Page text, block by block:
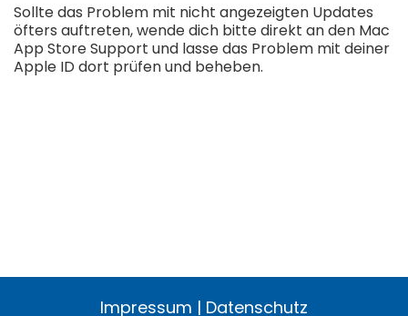
Sollte das Problem mit nicht angezeigten Updates
öfters auftreten, wende dich bitte direkt an den Mac
App Store Support und lasse das Problem mit deiner
Apple ID dort prüfen und beheben.
Impressum | Datenschutz